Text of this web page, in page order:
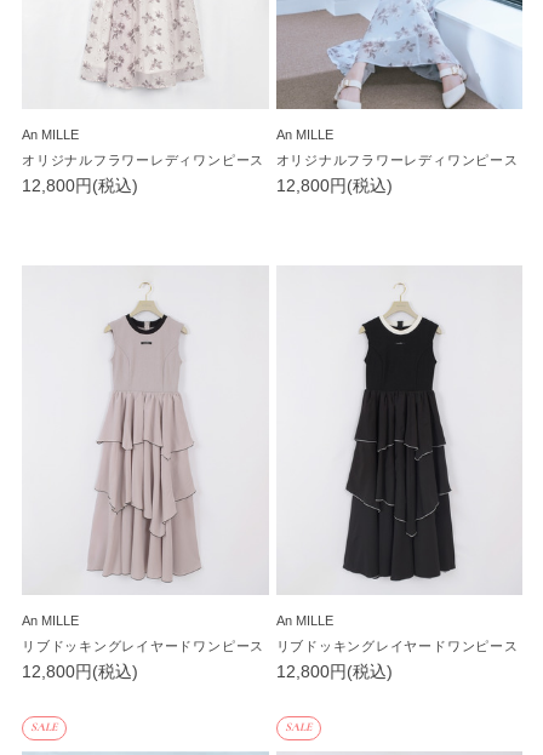
An MILLE
オリジナルフラワーレディワンピース
12,800円(税込)
An MILLE
オリジナルフラワーレディワンピース
12,800円(税込)
An MILLE
リブドッキングレイヤードワンピース
12,800円(税込)
An MILLE
リブドッキングレイヤードワンピース
12,800円(税込)
SALE SALE